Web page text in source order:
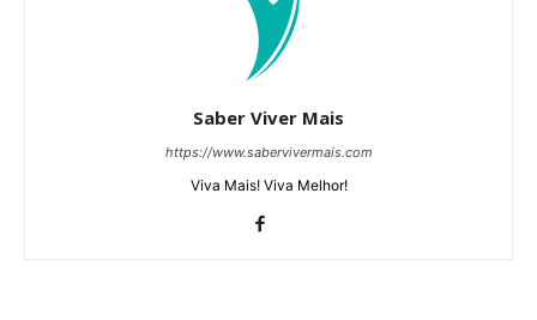
Saber Viver Mais
https://www.sabervivermais.com
Viva Mais! Viva Melhor!